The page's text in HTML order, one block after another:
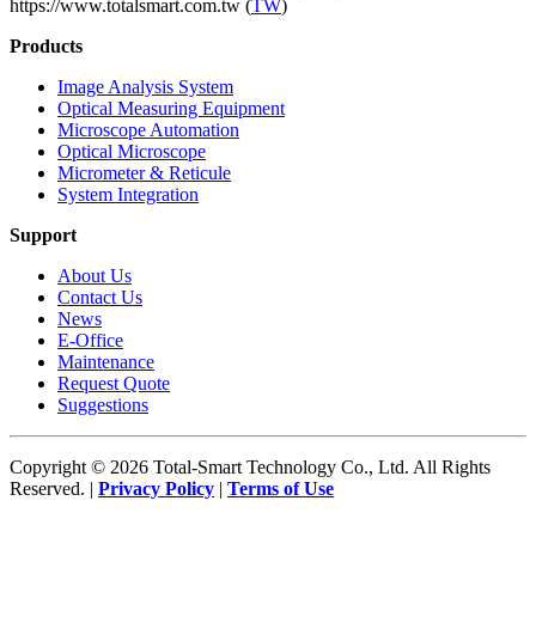
https://www.totalsmart.com.tw (TW)
Products
Image Analysis System
Optical Measuring Equipment
Microscope Automation
Optical Microscope
Micrometer & Reticule
System Integration
Support
About Us
Contact Us
News
E-Office
Maintenance
Request Quote
Suggestions
Copyright © 2026 Total-Smart Technology Co., Ltd. All Rights
Reserved. | Privacy Policy | Terms of Use